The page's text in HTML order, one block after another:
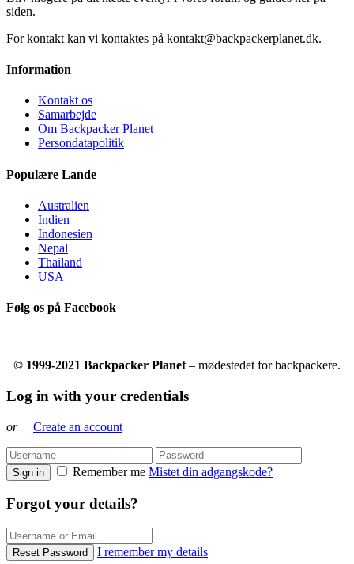
siden.
For kontakt kan vi kontaktes på kontakt@backpackerplanet.dk.
Information
Kontakt os
Samarbejde
Om Backpacker Planet
Persondatapolitik
Populære Lande
Australien
Indien
Indonesien
Nepal
Thailand
USA
Følg os på Facebook
© 1999-2021 Backpacker Planet – mødestedet for backpackere.
Log in with your credentials
or Create an account
Sign in Remember me Mistet din adgangskode?
Forgot your details?
Reset Password I remember my details